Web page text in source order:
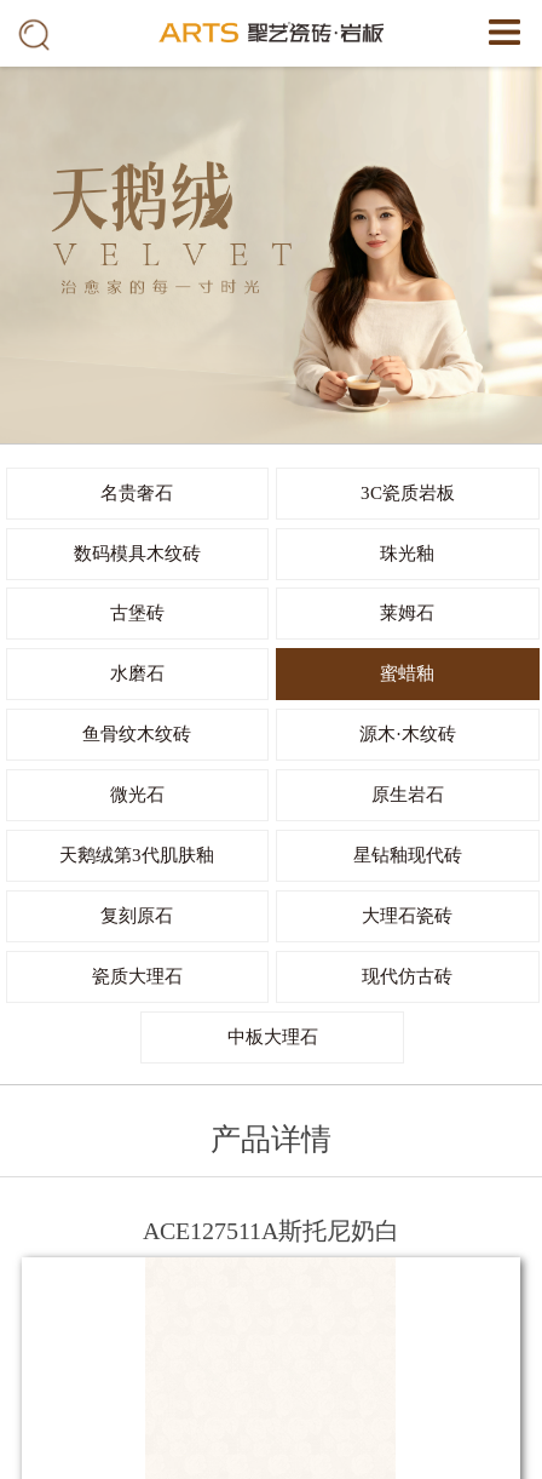
名贵奢石 3C瓷质岩板
数码模具木纹砖 珠光釉
古堡砖 莱姆石
水磨石 蜜蜡釉
鱼骨纹木纹砖 源木·木纹砖
微光石 原生岩石
天鹅绒第3代肌肤釉 星钻釉现代砖
复刻原石 大理石瓷砖
瓷质大理石 现代仿古砖
中板大理石
产品详情
ACE127511A斯托尼奶白